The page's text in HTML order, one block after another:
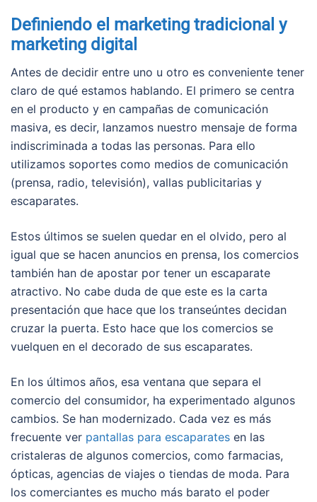
Definiendo el marketing tradicional y
marketing digital
Antes de decidir entre uno u otro es conveniente tener
claro de qué estamos hablando. El primero se centra
en el producto y en campañas de comunicación
masiva, es decir, lanzamos nuestro mensaje de forma
indiscriminada a todas las personas. Para ello
utilizamos soportes como medios de comunicación
(prensa, radio, televisión), vallas publicitarias y
escaparates.
Estos últimos se suelen quedar en el olvido, pero al
igual que se hacen anuncios en prensa, los comercios
también han de apostar por tener un escaparate
atractivo. No cabe duda de que este es la carta
presentación que hace que los transeúntes decidan
cruzar la puerta. Esto hace que los comercios se
vuelquen en el decorado de sus escaparates.
En los últimos años, esa ventana que separa el
comercio del consumidor, ha experimentado algunos
cambios. Se han modernizado. Cada vez es más
frecuente ver pantallas para escaparates en las
cristaleras de algunos comercios, como farmacias,
ópticas, agencias de viajes o tiendas de moda. Para
los comerciantes es mucho más barato el poder